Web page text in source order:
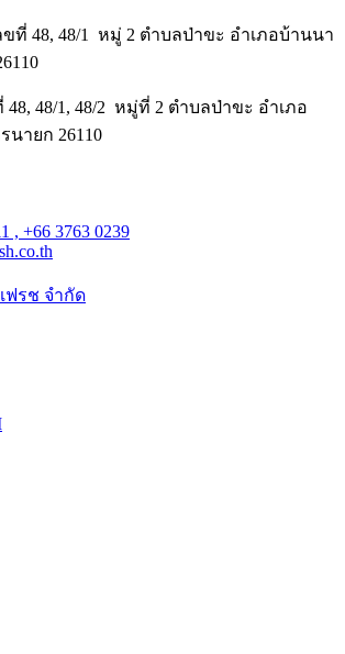
ขที่ 48, 48/1 หมู่ 2 ตำบลป่าขะ อำเภอบ้านนา
48, 48/1, 48/2 หมู่ที่ 2 ตำบลป่าขะ อำเภอ
ายก 26110
, +66 3763 0239
ฟรช จำกัด